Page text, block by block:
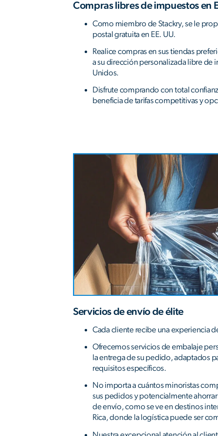
Compras libres de impuestos en
Como miembro de Stackry, se le
postal gratuita en EE. UU.
Realice compras en sus tiendas
a su dirección personalizada libre de
Unidos.
Disfrute comprando con total
beneficia de tarifas competitivas y
Servicios de envío de élite
Cada cliente recibe una experiencia
Ofrecemos servicios de embalaje
la entrega de su pedido, adaptados
requisitos específicos.
No importa a cuántos minoristas
sus pedidos y potencialmente
de envío, como se ve en destinos
Rica, donde la logística puede ser